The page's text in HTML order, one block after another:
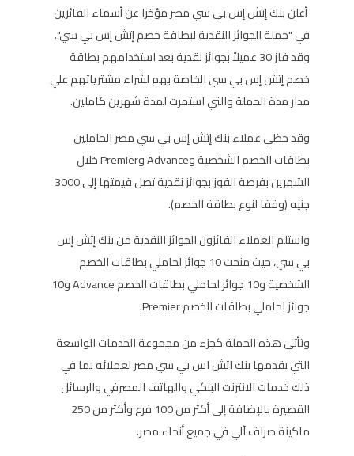
أعلن بنك إتش إس بي سي مصر مؤخرا عن أسماء الفائزين
في "حملة الجوائز النقدية لبطاقة خصم إتش إس بي سي".
وقد فاز 30 عميلاً بجوائز نقدية بعد استخدامهم بطاقة
خصم إتش إس بي سي الخاصة بهم لشراء مشترياتهم علي
مدار مدة الحملة والتي استمرت لمدة شهرين كاملين.
وقد حظي عملاء بنك إتش إس بي سي مصر الحاملين
بطاقات الخصم الشخصية وAdvance وPremier خلال
الشهرين بفرصة الفوز بجوائز نقدية تصل قيمتها إلى 3000
جنيه (وفقا لنوع بطاقة الخصم).
واستلم العملاء الفائزون الجوائز النقدية من بنك إتش إس
بي سي، حيث منحت 10 جوائز لحاملي بطاقات الخصم
الشخصية و10 جوائز لحاملي بطاقات الخصم Advance و10
جوائز لحاملي بطاقات الخصم Premier.
وتأتي هذه الحملة كجزء من مجموعة الخدمات الواسعة
التي يقدمها بنك اتش اس بي سي مصر لعملائه بما في
ذلك خدمات الانترنت البنكي والهاتف المصرفي والرسائل
القصيرة بالإضافة إلى أكثر من 100 فرع وأكثر من 250
ماكينة صراف آلي في جميع أنحاء مصر.